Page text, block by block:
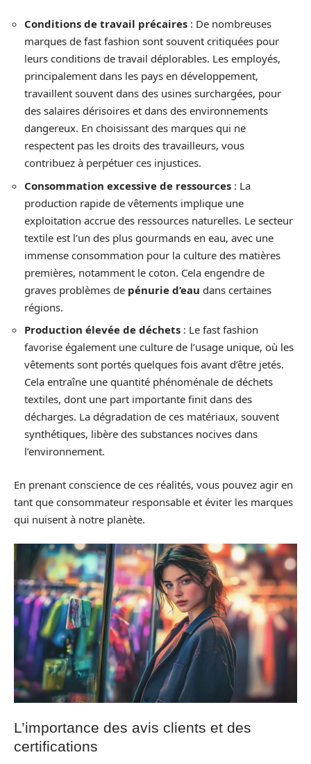
Conditions de travail précaires : De nombreuses
marques de fast fashion sont souvent critiquées pour
leurs conditions de travail déplorables. Les employés,
principalement dans les pays en développement,
travaillent souvent dans des usines surchargées, pour
des salaires dérisoires et dans des environnements
dangereux. En choisissant des marques qui ne
respectent pas les droits des travailleurs, vous
contribuez à perpétuer ces injustices.
Consommation excessive de ressources : La
production rapide de vêtements implique une
exploitation accrue des ressources naturelles. Le secteur
textile est l’un des plus gourmands en eau, avec une
immense consommation pour la culture des matières
premières, notamment le coton. Cela engendre de
graves problèmes de pénurie d’eau dans certaines
régions.
Production élevée de déchets : Le fast fashion
favorise également une culture de l’usage unique, où les
vêtements sont portés quelques fois avant d’être jetés.
Cela entraîne une quantité phénoménale de déchets
textiles, dont une part importante finit dans des
décharges. La dégradation de ces matériaux, souvent
synthétiques, libère des substances nocives dans
l’environnement.
En prenant conscience de ces réalités, vous pouvez agir en
tant que consommateur responsable et éviter les marques
qui nuisent à notre planète.
L’importance des avis clients et des
certifications